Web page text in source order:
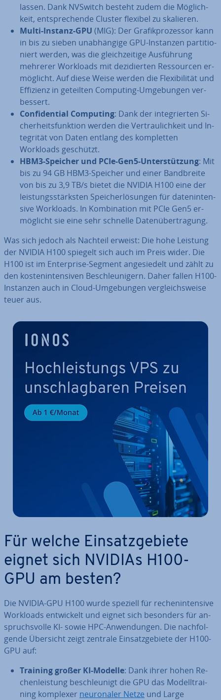
lassen. Dank NVSwitch besteht zudem die Mög­lich­
keit, ent­spre­chen­de Cluster flexibel zu skalieren.
Multi-Instanz-GPU (MIG): Der Gra­fik­pro­zes­sor kann
in bis zu sieben un­ab­hän­gi­ge GPU-Instanzen par­ti­tio­
niert werden, was die gleich­zei­ti­ge Aus­füh­rung
mehrerer Workloads mit de­zi­dier­ten Res­sour­cen er­
mög­licht. Auf diese Weise werden die Fle­xi­bi­li­tät und
Effizienz in geteilten Computing-Um­ge­bun­gen ver­
bes­sert.
Con­fi­den­ti­al Computing: Dank der in­te­grier­ten Si­
cher­heits­funk­ti­on werden die Ver­trau­lich­keit und In­
te­gri­tät von Daten entlang des kom­plet­ten
Workloads geschützt.
HBM3-Speicher und PCIe-Gen5-Un­ter­stüt­zung: Mit
bis zu 94 GB HBM3-Speicher und einer Band­brei­te
von bis zu 3,9 TB/s bietet die NVIDIA H100 eine der
leis­tungs­stärks­ten Spei­cher­lö­sun­gen für da­ten­in­ten­
si­ve Workloads. In Kom­bi­na­ti­on mit PCIe Gen5 er­
mög­licht sie eine sehr schnelle Da­ten­über­tra­gung.
Was sich jedoch als Nachteil erweist: Die hohe Leistung
der NVIDIA H100 spiegelt sich auch im Preis wider. Die
H100 ist im En­ter­pri­se-Segment an­ge­sie­delt und zählt zu
den kos­ten­in­ten­si­ven Be­schleu­ni­gern. Daher fallen H100-
Instanzen auch in Cloud-Um­ge­bun­gen ver­gleichs­wei­se
teuer aus.
Für welche Ein­satz­ge­bie­te
eignet sich NVIDIAs H100-
GPU am besten?
Die NVIDIA-GPU H100 wurde speziell für re­chen­in­ten­si­ve
Workloads ent­wi­ckelt und eignet sich besonders für an­
spruchs­vol­le KI- sowie HPC-An­wen­dun­gen. Die nach­fol­
gen­de Übersicht zeigt zentrale Ein­satz­ge­bie­te der H100-
GPU auf:
Training großer KI-Modelle: Dank ihrer hohen Re­
chen­leis­tung be­schleu­nigt die GPU das Mo­dell­trai­
ning komplexer neu­ro­na­ler Netze und Large